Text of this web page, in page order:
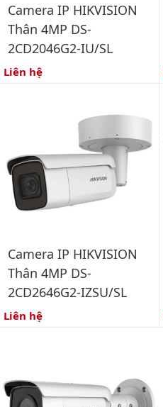
Camera IP HIKVISION
Thân 4MP DS-
2CD2046G2-IU/SL
Liên hệ
Camera IP HIKVISION
Thân 4MP DS-
2CD2646G2-IZSU/SL
Liên hệ